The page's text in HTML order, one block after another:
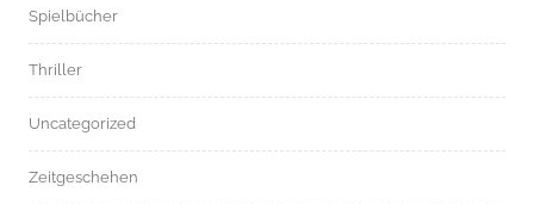
Spielbücher
Thriller
Uncategorized
Zeitgeschehen